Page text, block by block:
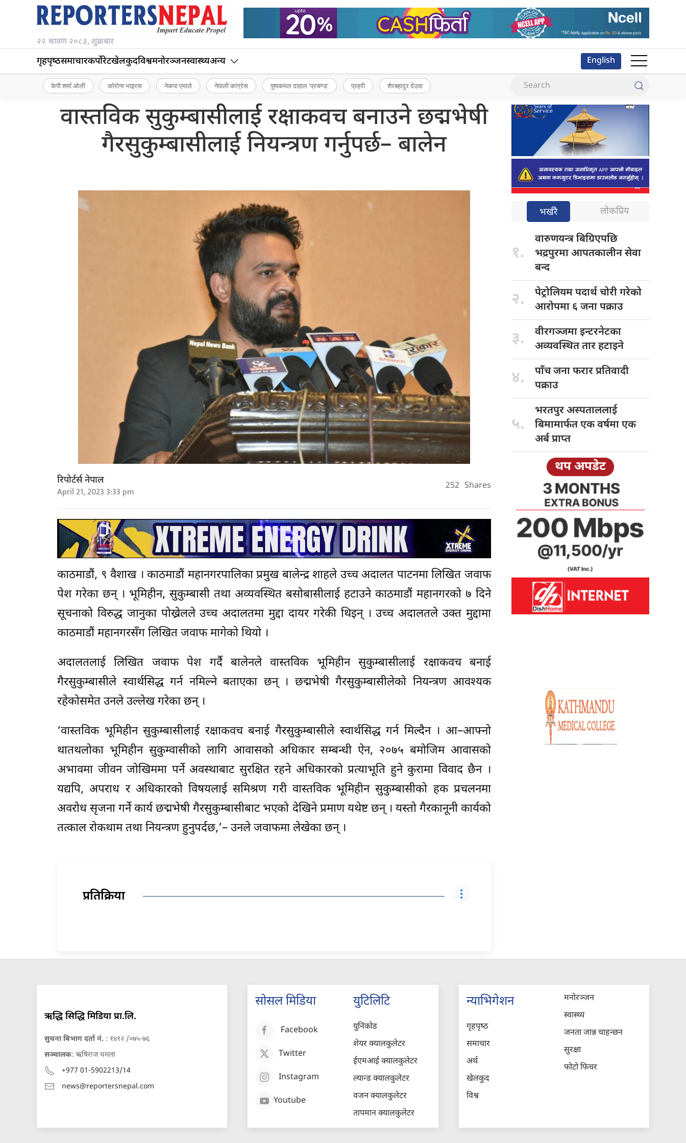
२२ श्रावण २०८३, शुक्रबार
गृहपृष्‍ठसमाचारकर्पोरेटखेलकुदविश्वमनोरञ्जनस्वास्थ्यअन्य English
केपी शर्मा ओली कोरोना भाइरस नेकपा एमाले नेपाली कांग्रेस पुष्पकमल दाहाल ‘प्रचण्ड’ प्रहरी शेरबहादुर देउवा
वास्तविक सुकुम्बासीलाई रक्षाकवच बनाउने छद्मभेषी
गैरसुकुम्बासीलाई नियन्त्रण गर्नुपर्छ– बालेन
रिपोर्टर्स नेपाल
April 21, 2023 3:33 pm 252 Shares
काठमाडौं, ९ वैशाख । काठमाडौं महानगरपालिका प्रमुख बालेन्द्र शाहले उच्च अदालत पाटनमा लिखित जवाफ
पेश गरेका छन् । भूमिहीन, सुकुम्बासी तथा अव्यवस्थित बसोबासीलाई हटाउने काठमाडौं महानगरको ७ दिने
सूचनाको विरुद्ध जानुका पोख्रेलले उच्च अदालतमा मुद्दा दायर गरेकी थिइन् । उच्च अदालतले उक्त मुद्दामा
काठमाडौं महानगरसँग लिखित जवाफ मागेको थियो ।
अदालतलाई लिखित जवाफ पेश गर्दै बालेनले वास्तविक भूमिहीन सुकुम्बासीलाई रक्षाकवच बनाई
गैरसुकुम्बासीले स्वार्थसिद्ध गर्न नमिल्ने बताएका छन् । छद्मभेषी गैरसुकुम्बासीलेको नियन्त्रण आवश्यक
रहेकोसमेत उनले उल्लेख गरेका छन् ।
‘वास्तविक भूमिहीन सुकुम्बासीलाई रक्षाकवच बनाई गैरसुकुम्बासीले स्वार्थसिद्ध गर्न मिल्दैन । आ–आफ्नो
थातथलोका भूमिहीन सुकुम्वासीको लागि आवासको अधिकार सम्बन्धी ऐन, २०७५ बमोजिम आवासको
अभावमा जीवन जोखिममा पर्ने अवस्थाबाट सुरक्षित रहने अधिकारको प्रत्याभूति हुने कुरामा विवाद छैन ।
यद्यपि, अपराध र अधिकारको विषयलाई समिश्रण गरी वास्तविक भूमिहीन सुकुम्बासीको हक प्रचलनमा
अवरोध सृजना गर्ने कार्य छद्मभेषी गैरसुकुम्बासीबाट भएको देखिने प्रमाण यथेष्ट छन् । यस्तो गैरकानूनी कार्यको
तत्काल रोकथाम तथा नियन्त्रण हुनुपर्दछ,’– उनले जवाफमा लेखेका छन् ।
प्रतिक्रिया
भर्खरै लोकप्रिय
१.
वारुणयन्त्र बिग्रिएपछि
भद्रपुरमा आपतकालीन सेवा
बन्द
२. पेट्रोलियम पदार्थचोरी गरेको
आरोपमा ६ जना पक्राउ
३.
वीरगञ्जमा इन्टरनेटका
अव्यवस्थित तार हटाइने
४. पाँच जनाफरार प्रतिवादी
पक्राउ
५.
भरतपुर अस्पताललाई
बिमामार्फत एक वर्षमा एक
अर्ब प्राप्त
थप अपडेट
ऋद्धि सिद्धि मिडिया प्रा.लि.
सुचना बिभाग दर्ता नं. : १४१२ /०७५-७६
सञ्चालक: ऋषिराज धमला
+977 01-5902213/14
news@reportersnepal.com
सोसल मिडिया
Facebook
Twitter
Instagram
Youtube
युटिलिटि
युनिकोड
शेयर क्यालकुलेटर
ईएमआई क्यालकुलेटर
ल्यान्ड क्यालकुलेटर
वजन क्यालकुलेटर
तापमान क्यालकुलेटर
न्याभिगेशन
गृहपृष्‍ठ
समाचार
अर्थ
खेलकुद
विश्व
मनोरञ्जन
स्वास्थ्य
जनता जान्न चाहन्छन
सुरक्षा
फोटो फिचर